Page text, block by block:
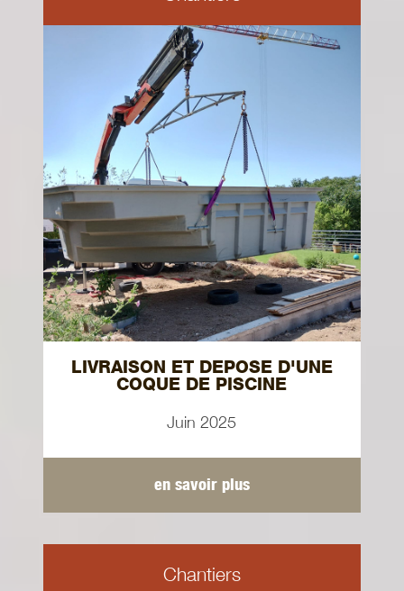
LIVRAISON ET DEPOSE D'UNE
COQUE DE PISCINE
Juin 2025
en savoir plus
Chantiers